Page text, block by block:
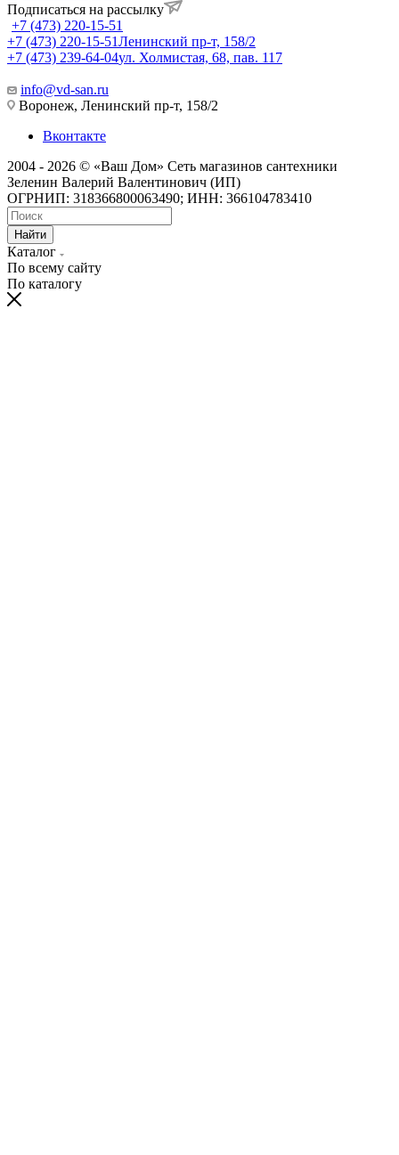
Подписаться на рассылку
+7 (473) 220-15-51
+7 (473) 220-15-51Ленинский пр-т, 158/2
+7 (473) 239-64-04ул. Холмистая, 68, пав. 117
info@vd-san.ru
Воронеж, Ленинский пр-т, 158/2
Вконтакте
2004 - 2026 © «Ваш Дом» Сеть магазинов сантехники
Зеленин Валерий Валентинович (ИП)
ОГРНИП: 318366800063490; ИНН: 366104783410
Найти
Каталог
По всему сайту
По каталогу